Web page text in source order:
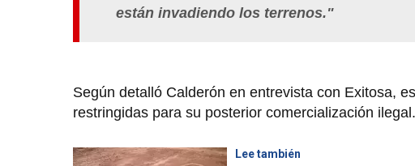
están invadiendo los terrenos."
Según detalló Calderón en entrevista con Exitosa,
restringidas para su posterior comercialización ilegal.
Lee también